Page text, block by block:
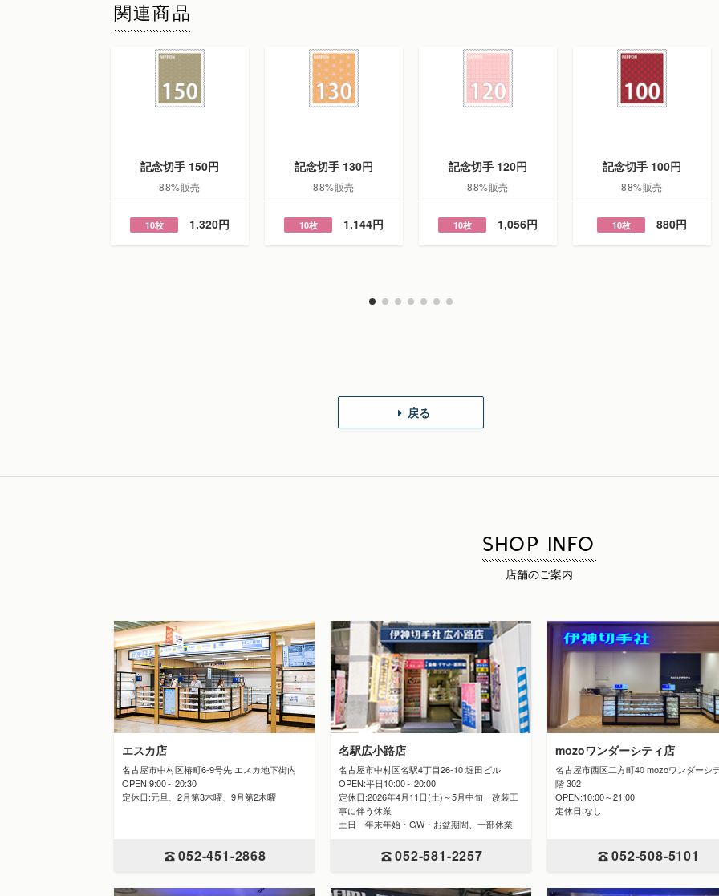
関連商品
記念切手 150円
88%販売
10枚 1,320円
記念切手 130円
88%販売
10枚 1,144円
記念切手 120円
88%販売
10枚 1,056円
記念切手 100円
88%販売
10枚 880円
戻る
SHOP INFO
店舗のご案内
エスカ店
名古屋市中村区椿町6-9号先 エスカ地下街内
OPEN:9:00～20:30
定休日:元旦、2月第3木曜、9月第2木曜
052-451-2868
名駅広小路店
名古屋市中村区名駅4丁目26-10 堀田ビル
OPEN:平日10:00～20:00
定休日:2026年4月11日(土)～5月中旬 改装工
事に伴う休業
土日 年末年始・GW・お盆期間、一部休業
052-581-2257
mozoワンダーシティ店
名古屋市西区二方町40 mozoワンダーシ
階 302
OPEN:10:00～21:00
定休日:なし
052-508-5101